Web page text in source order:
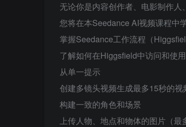
无论你是内容创作者、电影制作
您将在本Seedance AI视频课程中
掌握Seedance工作流程（
了解如何在Higgsfield中访问和使
从单一提示
创建多镜头视频生成最多15秒的
构建一致的角色和场景
上传人物、地点和物体的图片（最